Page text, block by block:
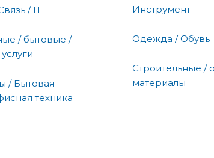
/ IT
/ бытовые /
/ Бытовая
техника
Инструмент
Одежда / Обувь
Строительные /
материалы